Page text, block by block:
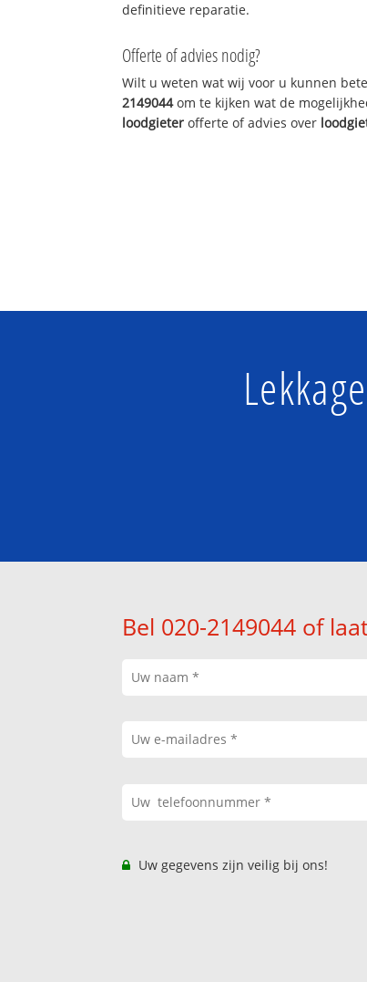
definitieve reparatie.
Offerte of advies nodig?
Wilt u weten wat wij voor u kunnen
2149044om te kijken wat de
loodgieter offerte of advies over
Bel 020-2149044 of
Uw gegevens zijn veilig bij ons!